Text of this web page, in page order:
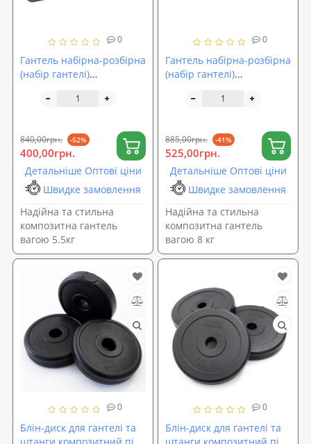
0
Гантель набірна-розбірна
(набір гантелі)
1шт 5.5 кг (OF-0145)
840,00грн. -52%
400,00грн.
Детальніше Оптові ціни
Швидке замовлення
Надійна та стильна
композитна гантель
вагою 5.5кг
0
Гантель набірна-розбірна
(набір гантелі)
1шт 8 кг (OF-0146)
885,00грн. -41%
525,00грн.
Детальніше Оптові ціни
Швидке замовлення
Надійна та стильна
композитна гантель
вагою 8 кг
0
Блін-диск для гантелі та
0
Блін-диск для гантелі та